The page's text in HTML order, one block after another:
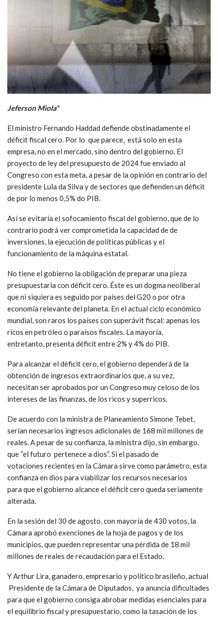
Jeferson Miola*
El ministro Fernando Haddad defiende obstinadamente el
déficit fiscal cero. Por lo que parece, está solo en esta
empresa, no en el mercado, sino dentro del gobierno. El
proyecto de ley del presupuesto de 2024 fue enviado al
Congreso con esta meta, a pesar de la opinión en contrario del
presidente Lula da Silva y de sectores que defienden un déficit
de por lo menos 0,5% do PIB.
Así se evitaría el sofocamiento fiscal del gobierno, que de lo
contrario podrá ver comprometida la capacidad de de
inversiones, la ejecución de políticas públicas y el
funcionamiento de la máquina estatal.
No tiene el gobierno la obligación de preparar una pieza
presupuestaria con déficit cero. Éste es un dogma neoliberal
que ni siquiera es seguido por países del G20 o por otra
economía relevante del planeta. En el actual ciclo económico
mundial, son raros los países con superávit fiscal: apenas los
ricos en petróleo o paraísos fiscales. La mayoría,
entretanto, presenta déficit entre 2% y 4% do PIB.
Para alcanzar el déficit cero, el gobierno dependerá de la
obtención de ingresos extraordinarios que, a su vez,
necesitan ser aprobados por un Congreso muy celoso de los
intereses de las finanzas, de los ricos y superricos.
De acuerdo con la ministra de Planeamiento Simone Tebet,
serían necesarios ingresos adicionales de 168 mil millones de
reales. A pesar de su confianza, la ministra dijo, sin embargo,
que “el futuro pertenece a dios”. Si el pasado de
votaciones recientes en la Cámara sirve como parámetro, esta
confianza en dios para viabilizar los recursos necesarios
para que el gobierno alcance el déficit cero queda seriamente
alterada.
En la sesión del 30 de agosto, con mayoría de 430 votos, la
Cámara aprobó exenciones de la hoja de pagos y de los
municipios, que pueden representar una pérdida de 18 mil
millones de reales de recaudación para el Estado.
Y Arthur Lira, ganadero, empresario y político brasileño, actual
Presidente de la Cámara de Diputados, ya anuncia dificultades
para que el gobierno consiga abrobar medidas esenciales para
el equilibrio fiscal y presupuestario, como la tasación de los